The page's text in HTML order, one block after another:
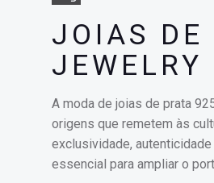
JOIAS
JEWELRY
A moda de joias de prata
origens que remetem às
exclusividade,
essencial para ampliar o